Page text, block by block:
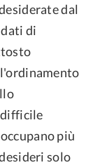
dal
di
difficile
più
solo